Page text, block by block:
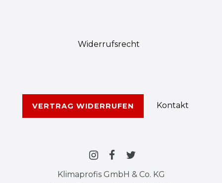
Widerrufs­recht
VERTRAG WIDERRUFEN Kontakt
Klimaprofis GmbH & Co. KG